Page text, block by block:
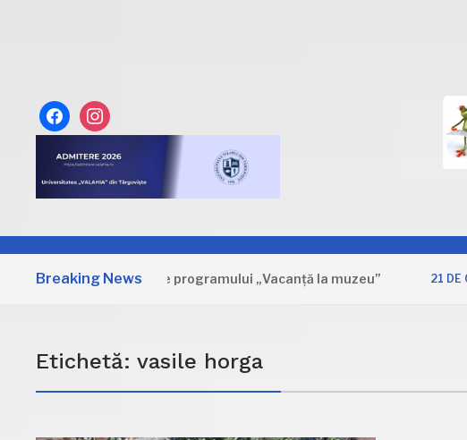
facebookinstagram
Breaking News
Primele zile ale programului „Vacanță la muzeu” 21 DE ORE AGO
Etichetă:vasile horga